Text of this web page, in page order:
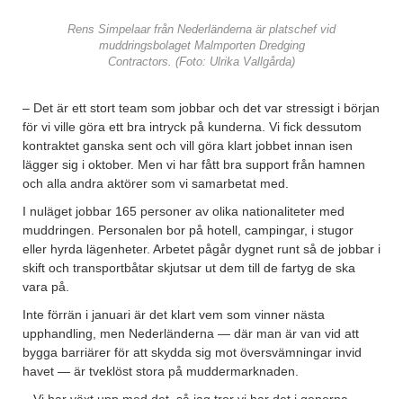
Rens Simpelaar från Nederländerna är platschef vid
muddringsbolaget Malmporten Dredging
Contractors. (Foto: Ulrika Vallgårda)
– Det är ett stort team som jobbar och det var stressigt i början
för vi ville göra ett bra intryck på kunderna. Vi fick dessutom
kontraktet ganska sent och vill göra klart jobbet innan isen
lägger sig i oktober. Men vi har fått bra support från hamnen
och alla andra aktörer som vi samarbetat med.
I nuläget jobbar 165 personer av olika nationaliteter med
muddringen. Personalen bor på hotell, campingar, i stugor
eller hyrda lägenheter. Arbetet pågår dygnet runt så de jobbar i
skift och transportbåtar skjutsar ut dem till de fartyg de ska
vara på.
Inte förrän i januari är det klart vem som vinner nästa
upphandling, men Nederländerna — där man är van vid att
bygga barriärer för att skydda sig mot översvämningar invid
havet — är tveklöst stora på muddermarknaden.